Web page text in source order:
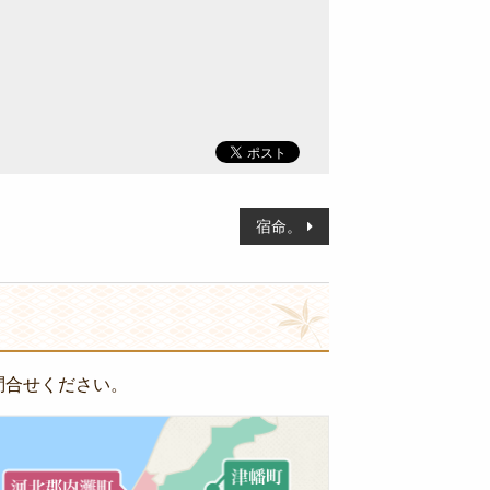
宿命。
せください。